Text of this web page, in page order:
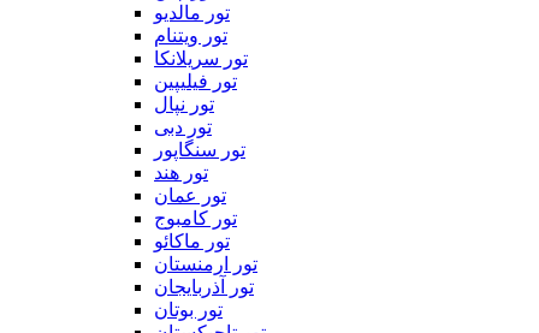
تور مالدیو
تور ویتنام
تور سریلانکا
تور فیلیپین
تور نپال
تور دبی
تور سنگاپور
تور هند
تور عمان
تور کامبوج
تور ماکائو
تور ارمنستان
تور آذربایجان
تور بوتان